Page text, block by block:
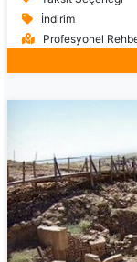
İndirim
Profesyonel